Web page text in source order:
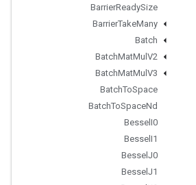
BarrierReadySize
BarrierTakeMany
Batch
BatchMatMul V2
BatchMatMul V3
BatchToSpace
BatchToSpaceNd
Bessel I0
Bessel I1
Bessel J0
Bessel J1